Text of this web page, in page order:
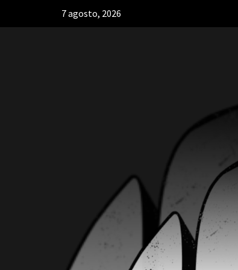
7 agosto, 2026